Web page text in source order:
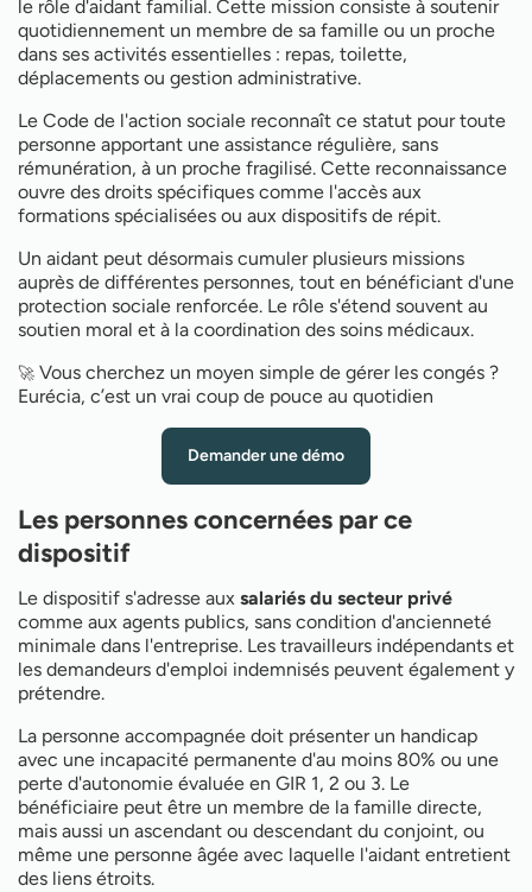
le rôle d'aidant familial. Cette mission consiste à soutenir
quotidiennement un membre de sa famille ou un proche
dans ses activités essentielles : repas, toilette,
déplacements ou gestion administrative.
Le Code de l'action sociale reconnaît ce statut pour toute
personne apportant une assistance régulière, sans
rémunération, à un proche fragilisé. Cette reconnaissance
ouvre des droits spécifiques comme l'accès aux
formations spécialisées ou aux dispositifs de répit.
Un aidant peut désormais cumuler plusieurs missions
auprès de différentes personnes, tout en bénéficiant d'une
protection sociale renforcée. Le rôle s'étend souvent au
soutien moral et à la coordination des soins médicaux.
🚀 Vous cherchez un moyen simple de gérer les congés ?
Eurécia, c’est un vrai coup de pouce au quotidien
Demander une démo
Les personnes concernées par ce
dispositif
Le dispositif s'adresse aux salariés du secteur privé
comme aux agents publics, sans condition d'ancienneté
minimale dans l'entreprise. Les travailleurs indépendants et
les demandeurs d'emploi indemnisés peuvent également y
prétendre.
La personne accompagnée doit présenter un handicap
avec une incapacité permanente d'au moins 80% ou une
perte d'autonomie évaluée en GIR 1, 2 ou 3. Le
bénéficiaire peut être un membre de la famille directe,
mais aussi un ascendant ou descendant du conjoint, ou
même une personne âgée avec laquelle l'aidant entretient
des liens étroits.